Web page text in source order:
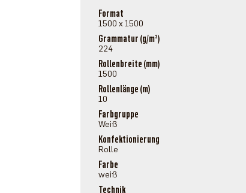
Format
1500 x 1500
Grammatur (g/m²)
224
Rollenbreite (mm)
1500
Rollenlänge (m)
10
Farbgruppe
Weiß
Konfektionierung
Rolle
Farbe
weiß
Technik